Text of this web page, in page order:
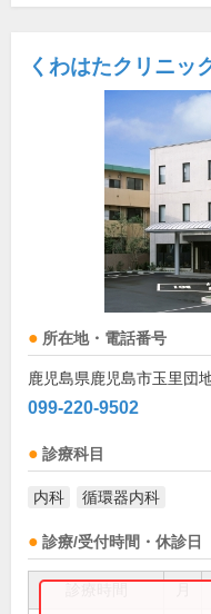
くわはたクリニッ
所在地・電話番号
鹿児島県鹿児島市玉里団
099-220-9502
診療科目
内科 循環器内科
診療/受付時間・休診日